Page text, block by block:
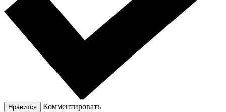
Нравится Комментировать